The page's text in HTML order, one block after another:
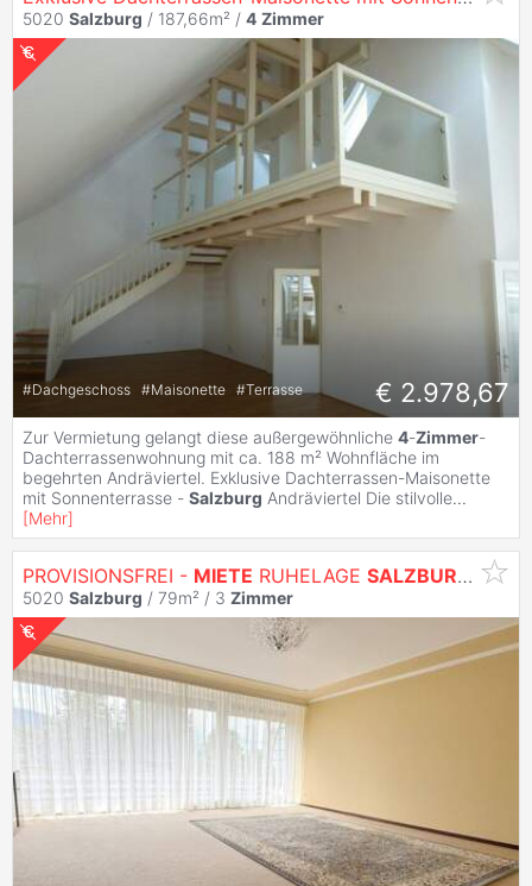
5020 Salzburg / 187,66m² / 4 Zimmer
#Dachgeschoss #Maisonette #Terrasse € 2.978,67
Zur Vermietung gelangt diese außergewöhnliche 4-Zimmer-
Dachterrassenwohnung mit ca. 188 m² Wohnfläche im
begehrten Andräviertel. Exklusive Dachterrassen-Maisonette
mit Sonnenterrasse - Salzburg Andräviertel Die stilvolle...
[Mehr]
PROVISIONSFREI - MIETE RUHELAGE SALZBURG
5020 Salzburg / 79m² / 3 Zimmer